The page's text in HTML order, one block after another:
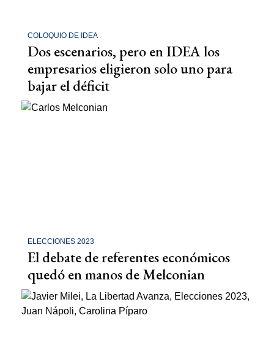
COLOQUIO DE IDEA
Dos escenarios, pero en IDEA los
empresarios eligieron solo uno para
bajar el déficit
ELECCIONES 2023
El debate de referentes económicos
quedó en manos de Melconian